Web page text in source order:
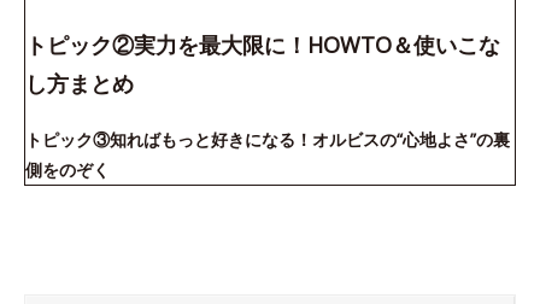
トピック②実力を最大限に！HOWTO＆使いこな
し方まとめ
トピック③知ればもっと好きになる！オルビスの“心地よさ”の裏
側をのぞく